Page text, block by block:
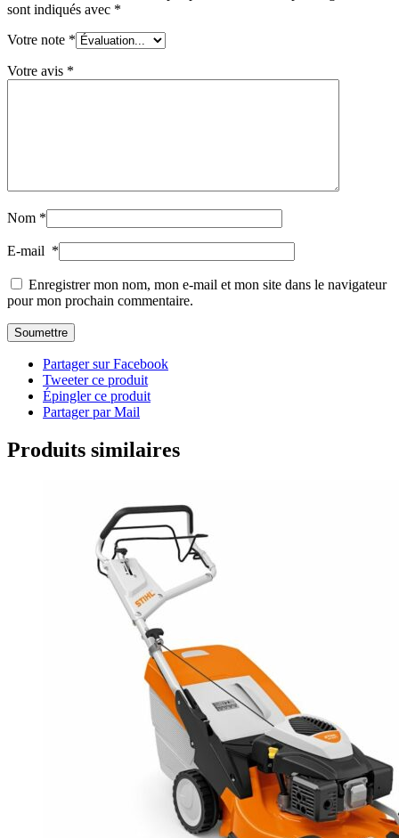
sont indiqués avec *
Votre note *
Votre avis *
Nom *
E-mail *
Enregistrer mon nom, mon e-mail et mon site dans le navigateur
pour mon prochain commentaire.
Partager sur Facebook
Tweeter ce produit
Épingler ce produit
Partager par Mail
Produits similaires